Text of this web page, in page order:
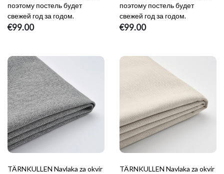
поэтому постель будет
свежей год за годом.
€99.00
поэтому постель будет
свежей год за годом.
€99.00
TÄRNKULLEN Navlaka za okvir
TÄRNKULLEN Navlaka za okvir